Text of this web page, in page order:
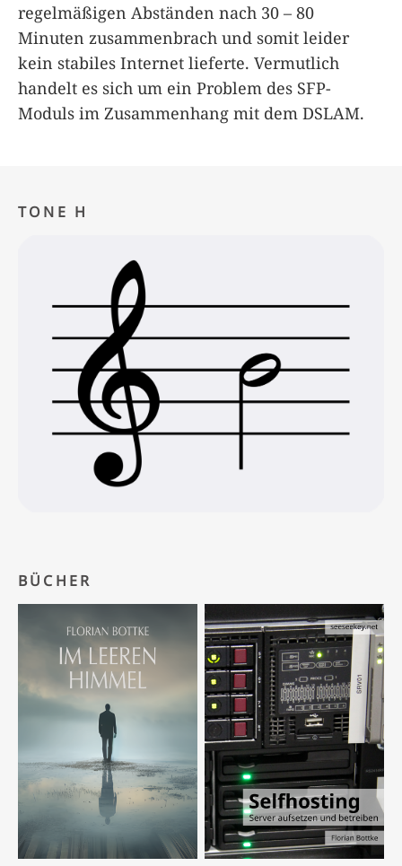
regelmäßigen Abständen nach 30 – 80
Minuten zusammenbrach und somit leider
kein stabiles Internet lieferte. Vermutlich
handelt es sich um ein Problem des SFP-
Moduls im Zusammenhang mit dem DSLAM.
TONE H
BÜCHER